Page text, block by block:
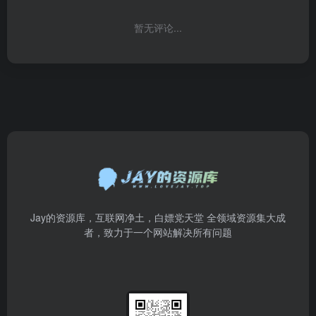
暂无评论...
Jay的资源库，互联网净土，白嫖党天堂 全领域资源集大成
者，致力于一个网站解决所有问题